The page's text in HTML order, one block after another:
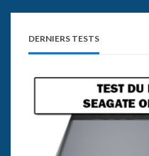
DERNIERS TESTS